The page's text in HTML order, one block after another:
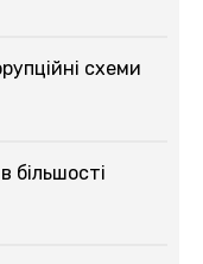
схеми
більшості